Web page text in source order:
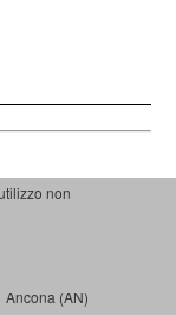
non
Ancona (AN)